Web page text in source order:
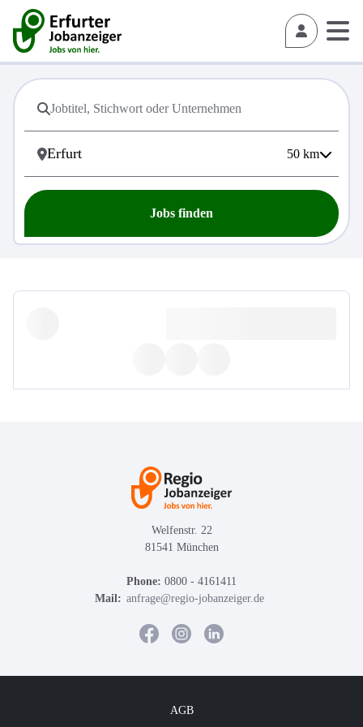
50 km
Jobs finden
Welfenstr. 22
81541 München
Phone: 0800 - 4161411
Mail: anfrage@regio-jobanzeiger.de
AGB